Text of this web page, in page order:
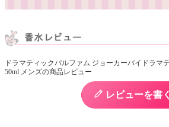
ドラマティックパルファム ジョーカーバイドラマ
50ml メンズの商品レビュー
レビューを書く